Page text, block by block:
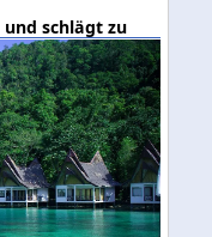
schlägt zu